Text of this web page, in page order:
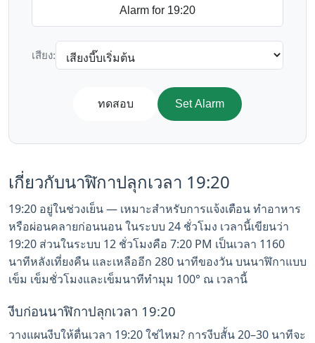
เสียง:
ทดสอบ Set Alarm
เกี่ยวกับนาฬิกาปลุกเวลา 19:20
19:20 อยู่ในช่วงเย็น — เหมาะสำหรับการแจ้งเตือน ทำอาหาร
หรือผ่อนคลายก่อนนอน ในระบบ 24 ชั่วโมง เวลานี้เขียนว่า
19:20 ส่วนในระบบ 12 ชั่วโมงคือ 7:20 PM เป็นเวลา 1160
นาทีหลังเที่ยงคืน และเหลืออีก 280 นาทีของวัน บนนาฬิกาแบบ
เข็ม เข็มชั่วโมงและเข็มนาทีทำมุม 100° ณ เวลานี้
งีบก่อนนาฬิกาปลุกเวลา 19:20
วางแผนงีบให้ตื่นเวลา 19:20 ใช่ไหม? การงีบสั้น 20–30 นาทีจะ